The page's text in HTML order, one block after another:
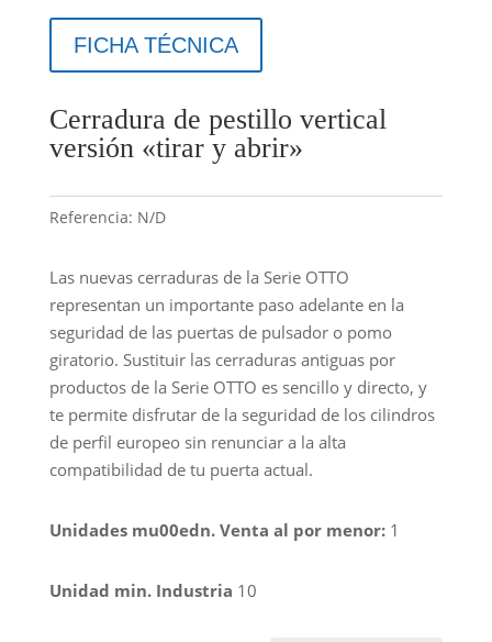
FICHA TÉCNICA
Cerradura de pestillo vertical
versión «tirar y abrir»
Referencia: N/D
Las nuevas cerraduras de la Serie OTTO
representan un importante paso adelante en la
seguridad de las puertas de pulsador o pomo
giratorio. Sustituir las cerraduras antiguas por
productos de la Serie OTTO es sencillo y directo, y
te permite disfrutar de la seguridad de los cilindros
de perfil europeo sin renunciar a la alta
compatibilidad de tu puerta actual.
Unidades mu00edn. Venta al por menor: 1
Unidad min. Industria 10